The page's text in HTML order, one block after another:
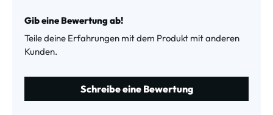
Gib eine Bewertung ab!
Teile deine Erfahrungen mit dem Produkt mit anderen
Kunden.
Schreibe eine Bewertung